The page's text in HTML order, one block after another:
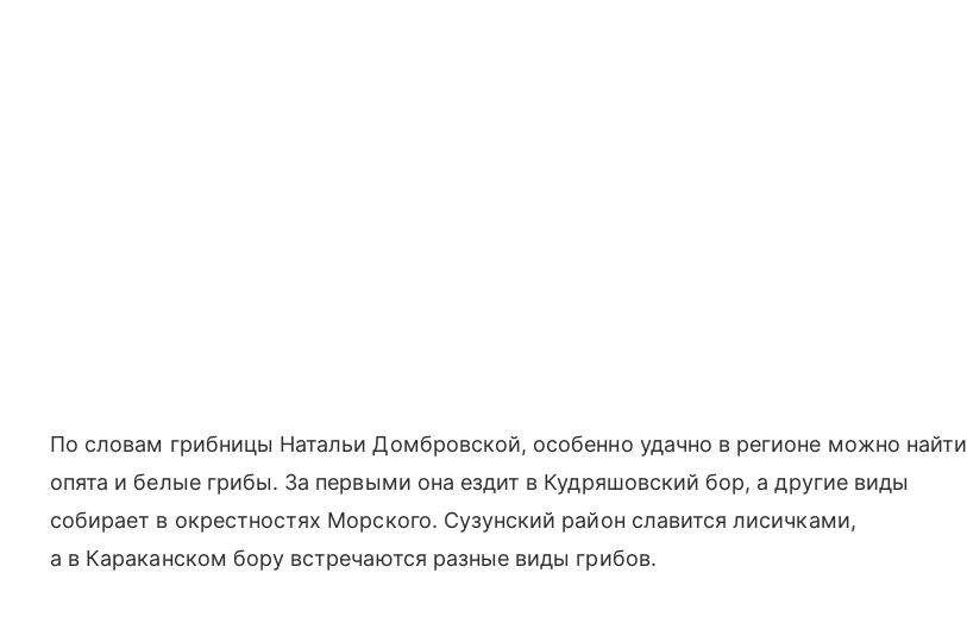
По словам грибницы Натальи Домбровской, особенно удачно в регионе можно найти
опята и белые грибы. За первыми она ездит в Кудряшовский бор, а другие виды
собирает в окрестностях Морского. Сузунский район славится лисичками,
а в Караканском бору встречаются разные виды грибов.